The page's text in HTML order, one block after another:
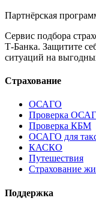
Партнёрская
Сервис подбора
Т-Банка. Защитите
ситуаций на
Страхование
ОСАГО
Проверка
Проверка КБМ
ОСАГО для
КАСКО
Путешествия
Страхование
Поддержка